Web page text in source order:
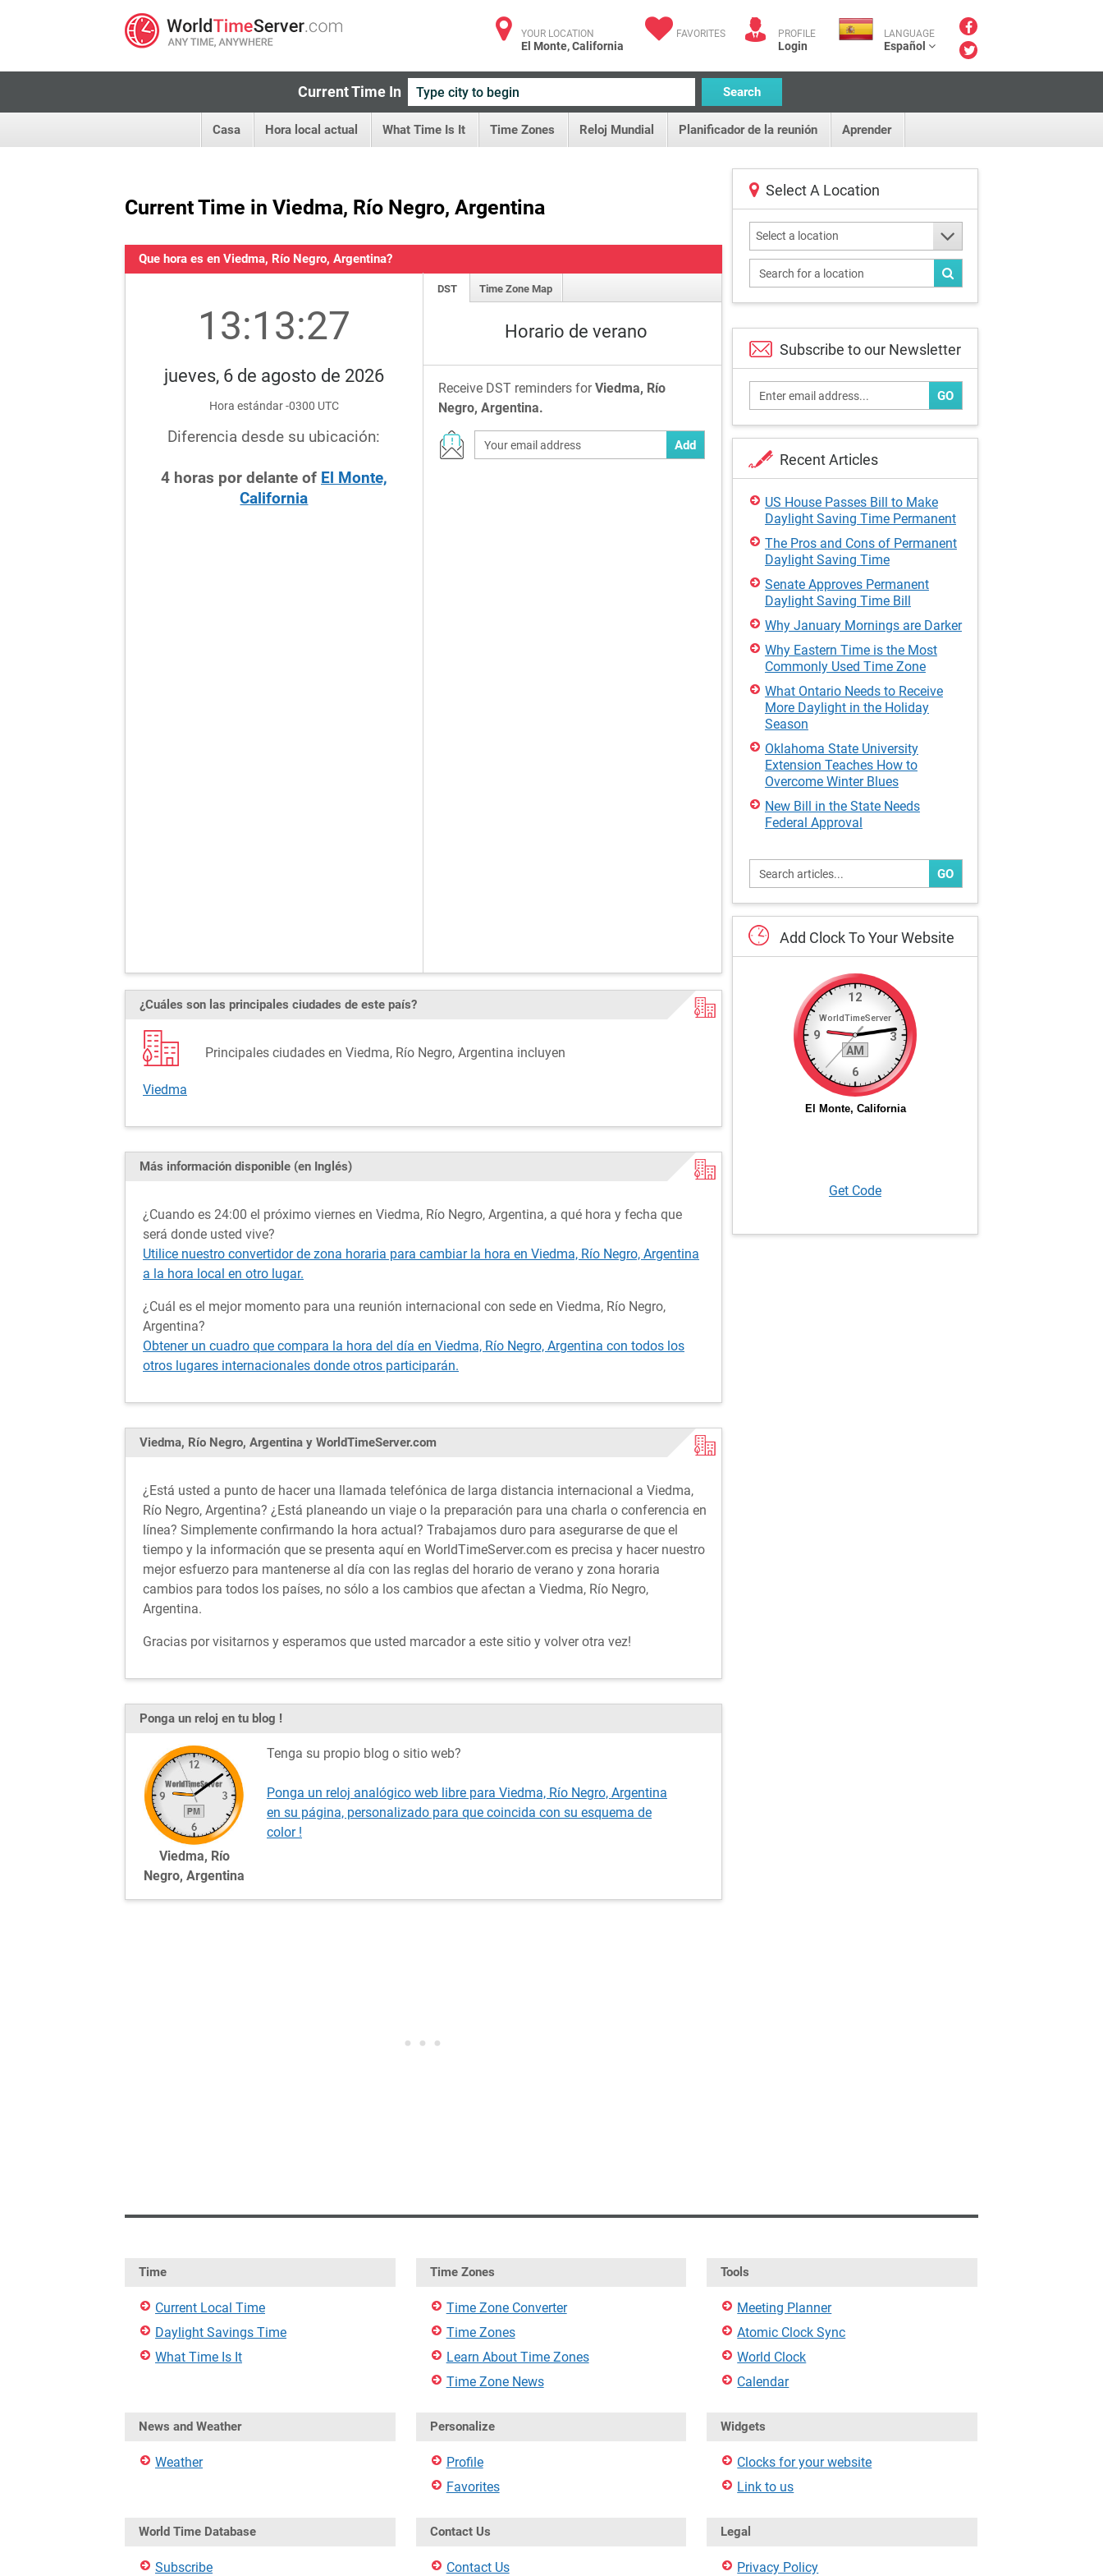
YOUR LOCATION
El Monte, California
FAVORITES PROFILE
Login
LANGUAGE
Español
Current Time In Search
Casa Hora local actual What Time Is It Time Zones Reloj Mundial Planificador de la reunión Aprender
Current Time in Viedma, Río Negro, Argentina
Que hora es en Viedma, Río Negro, Argentina?
13:13:27
jueves, 6 de agosto de 2026
Hora estándar -0300 UTC
Diferencia desde su ubicación:
4 horas por delante of El Monte,
California
DST Time Zone Map
Horario de verano
Receive DST reminders forViedma, Río
Negro, Argentina.
Add
¿Cuáles son las principales ciudades de este país?
Principales ciudades en Viedma, Río Negro, Argentina incluyen
Viedma
Más información disponible (en Inglés)
¿Cuando es 24:00 el próximo viernes en Viedma, Río Negro, Argentina, a qué hora y fecha que
será donde usted vive?
Utilice nuestro convertidor de zona horaria para cambiar la hora en Viedma, Río Negro, Argentina
a la hora local en otro lugar.
¿Cuál es el mejor momento para una reunión internacional con sede en Viedma, Río Negro,
Argentina?
Obtener un cuadro que compara la hora del día en Viedma, Río Negro, Argentina con todos los
otros lugares internacionales donde otros participarán.
Viedma, Río Negro, Argentina y WorldTimeServer.com
¿Está usted a punto de hacer una llamada telefónica de larga distancia internacional a Viedma,
Río Negro, Argentina? ¿Está planeando un viaje o la preparación para una charla o conferencia en
línea? Simplemente confirmando la hora actual? Trabajamos duro para asegurarse de que el
tiempo y la información que se presenta aquí en WorldTimeServer.com es precisa y hacer nuestro
mejor esfuerzo para mantenerse al día con las reglas del horario de verano y zona horaria
cambios para todos los países, no sólo a los cambios que afectan a Viedma, Río Negro,
Argentina.
Gracias por visitarnos y esperamos que usted marcador a este sitio y volver otra vez!
Ponga un reloj en tu blog !
Viedma, Río
Negro, Argentina
Tenga su propio blog o sitio web?
Ponga un reloj analógico web libre para Viedma, Río Negro, Argentina
en su página, personalizado para que coincida con su esquema de
color !
Select A Location
Select a location
Subscribe to our Newsletter
GO
Recent Articles
US House Passes Bill to Make
Daylight Saving Time Permanent
The Pros and Cons of Permanent
Daylight Saving Time
Senate Approves Permanent
Daylight Saving Time Bill
Why January Mornings are Darker
Why Eastern Time is the Most
Commonly Used Time Zone
What Ontario Needs to Receive
More Daylight in the Holiday
Season
Oklahoma State University
Extension Teaches How to
Overcome Winter Blues
New Bill in the State Needs
Federal Approval
GO
Add ClockToYourWebsite
Get Code
Time
Current Local Time
Daylight Savings Time
What Time Is It
Time Zones
Time Zone Converter
Time Zones
Learn About Time Zones
Time Zone News
Tools
Meeting Planner
Atomic Clock Sync
World Clock
Calendar
News and Weather
Weather
Personalize
Profile
Favorites
Widgets
Clocks for your website
Link to us
World Time Database
Subscribe
Contact Us
Contact Us
Legal
Privacy Policy